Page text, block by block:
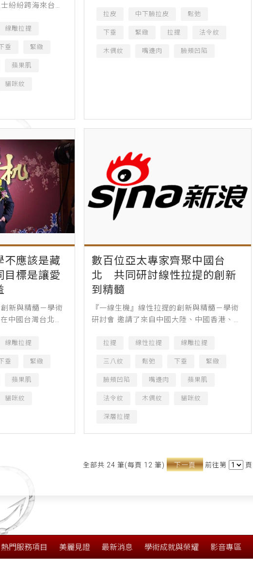
紛紛跨海來台找
玫的獨家專訪，
線雕拉提
垂 緊緻
蘋果肌
貓咪紋
登，僅作輔助診療說明...
拉皮 中下臉拉皮 鬆弛
下垂 緊緻 拉提 法令紋
木偶紋 嘴邊肉 臉頰凹陷
不應該是藏
目標是讓愛
新與精髓－學術
中國台灣台北圓
邀請到了來自亞
線雕拉提
垂 緊緻
蘋果肌
貓咪紋
數百位亞太專家齊聚中國台
北 共同研討線性拉提的創新
到精髓
『一線生機』線性拉提的創新與精髓－學術
研討會 邀請了來自中國大陸、中國香港、泰
地深耕線雕領域的醫生，與數百位醫美同道
拉提 線性拉提 線雕拉提
三八紋 鬆弛 下垂 緊緻
臉頰凹陷 嘴邊肉 蘋果肌
法令紋 木偶紋 貓咪紋
深層拉提
全部共 24 筆(每頁 12 筆) 下一頁 前往第 頁
熱門服務項目 美麗見證 最新消息 學術成就與榮耀 影音專區